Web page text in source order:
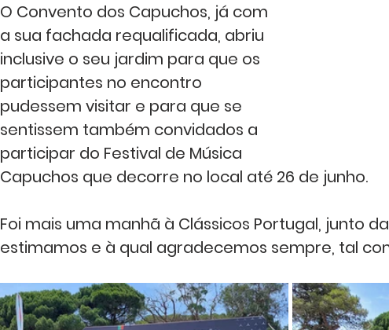
O Convento dos Capuchos, já com
a sua fachada requalificada, abriu
inclusive o seu jardim para que os
participantes no encontro
pudessem visitar e para que se
sentissem também convidados a
participar do Festival de Música
Capuchos que decorre no local até 26 de junho.
Foi mais uma manhã à Clássicos Portugal, junto
estimamos e à qual agradecemos sempre, tal